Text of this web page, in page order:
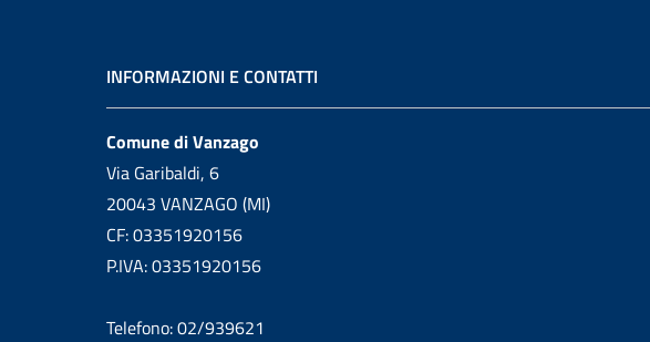
INFORMAZIONI E CONTATTI
Comune di Vanzago
Via Garibaldi, 6
20043 VANZAGO (MI)
CF: 03351920156
P.IVA: 03351920156
Telefono: 02/939621